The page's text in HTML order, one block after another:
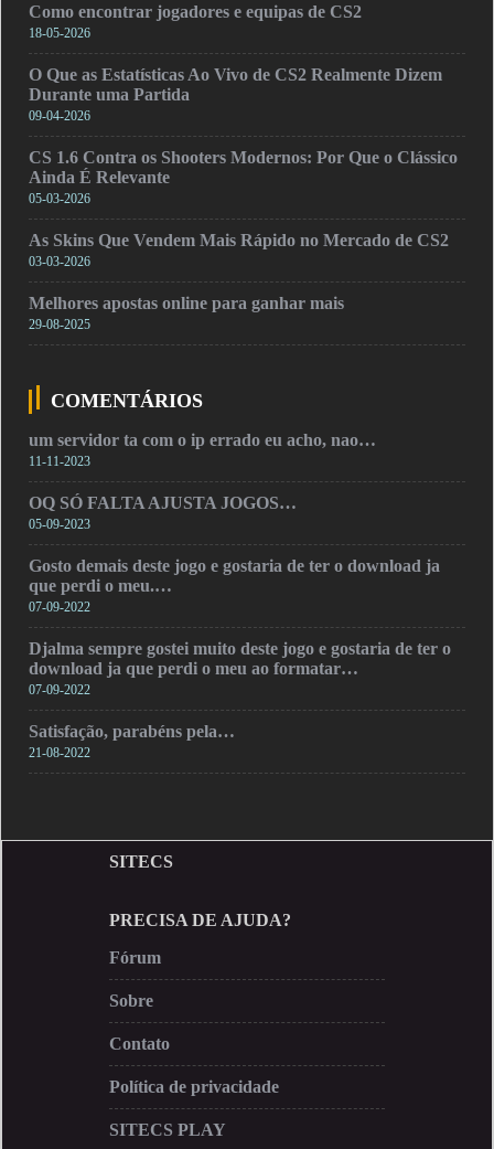
Como encontrar jogadores e equipas de CS2
18-05-2026
O Que as Estatísticas Ao Vivo de CS2 Realmente Dizem
Durante uma Partida
09-04-2026
CS 1.6 Contra os Shooters Modernos: Por Que o Clássico
Ainda É Relevante
05-03-2026
As Skins Que Vendem Mais Rápido no Mercado de CS2
03-03-2026
Melhores apostas online para ganhar mais
29-08-2025
COMENTÁRIOS
um servidor ta com o ip errado eu acho, nao…
11-11-2023
OQ SÓ FALTA AJUSTA JOGOS…
05-09-2023
Gosto demais deste jogo e gostaria de ter o download ja
que perdi o meu.…
07-09-2022
Djalma sempre gostei muito deste jogo e gostaria de ter o
download ja que perdi o meu ao formatar…
07-09-2022
Satisfação, parabéns pela…
21-08-2022
SITECS
PRECISA DE AJUDA?
Fórum
Sobre
Contato
Política de privacidade
SITECS PLAY